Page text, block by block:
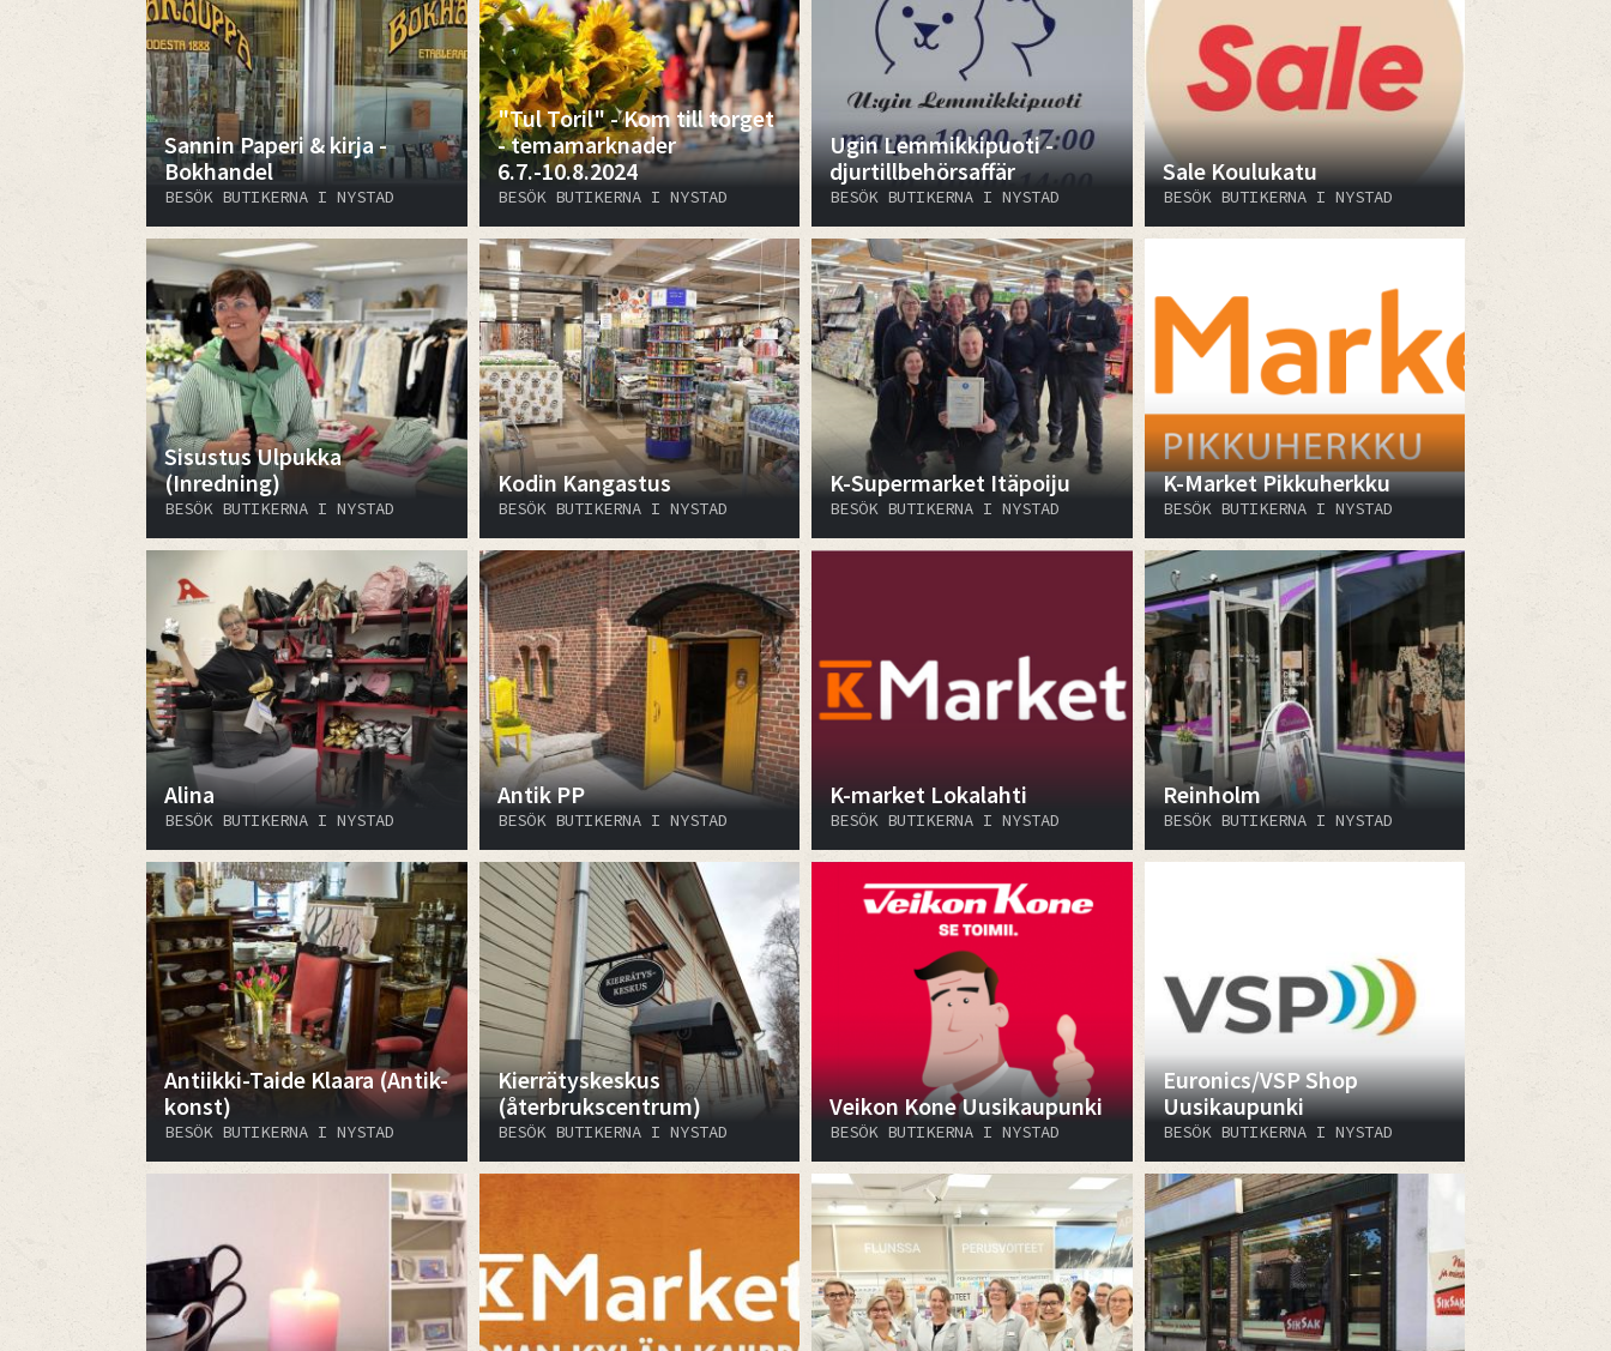
Sannin Paperi & kirja -
Bokhandel
BESÖK BUTIKERNA I NYSTAD
"Tul Toril" - Kom till torget
- temamarknader
6.7.-10.8.2024
BESÖK BUTIKERNA I NYSTAD
Ugin Lemmikkipuoti -
djurtillbehörsaffär
BESÖK BUTIKERNA I NYSTAD
Sale Koulukatu
BESÖK BUTIKERNA I NYSTAD
Sisustus Ulpukka
(Inredning)
BESÖK BUTIKERNA I NYSTAD
Kodin Kangastus
BESÖK BUTIKERNA I NYSTAD
K-Supermarket Itäpoiju
BESÖK BUTIKERNA I NYSTAD
K-Market Pikkuherkku
BESÖK BUTIKERNA I NYSTAD
Alina
BESÖK BUTIKERNA I NYSTAD
Antik PP
BESÖK BUTIKERNA I NYSTAD
K-market Lokalahti
BESÖK BUTIKERNA I NYSTAD
Reinholm
BESÖK BUTIKERNA I NYSTAD
Antiikki-Taide Klaara (Antik-
konst)
BESÖK BUTIKERNA I NYSTAD
Kierrätyskeskus
(återbrukscentrum)
BESÖK BUTIKERNA I NYSTAD
Veikon Kone Uusikaupunki
BESÖK BUTIKERNA I NYSTAD
Euronics/VSP Shop
Uusikaupunki
BESÖK BUTIKERNA I NYSTAD